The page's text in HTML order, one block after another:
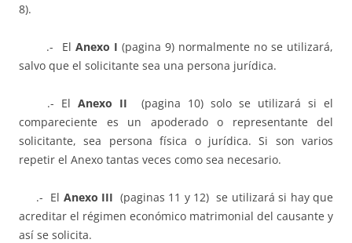
8).
.- El Anexo I (pagina 9) normalmente no se utilizará,
salvo que el solicitante sea una persona jurídica.
.- El Anexo II (pagina 10) solo se utilizará si el
compareciente es un apoderado o representante del
solicitante, sea persona física o jurídica. Si son varios
repetir el Anexo tantas veces como sea necesario.
.- El Anexo III (paginas 11 y 12) se utilizará si hay que
acreditar el régimen económico matrimonial del causante y
así se solicita.